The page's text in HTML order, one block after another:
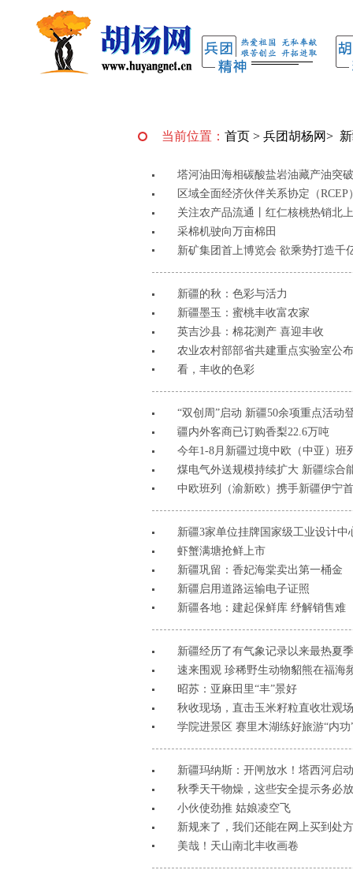
当前位置： 首页 > 兵团胡杨网>
塔河油田海相碳酸盐岩油藏产油突
区域全面经济伙伴关系协定（
关注农产品流通丨红仁核桃热销北
采棉机驶向万亩棉田
新矿集团首上博览会 欲乘势打造千
新疆的秋：色彩与活力
新疆墨玉：蜜桃丰收富农家
英吉沙县：棉花测产 喜迎丰收
农业农村部部省共建重点实验室公
看，丰收的色彩
“双创周”启动 新疆50余项重点活动
疆内外客商已订购香梨22.6万吨
今年1-8月新疆过境中欧（中亚）班
煤电气外送规模持续扩大 新疆综合
中欧班列（渝新欧）携手新疆伊宁
新疆3家单位挂牌国家级工业设计中
虾蟹满塘抢鲜上市
新疆巩留：香妃海棠卖出第一桶金
新疆启用道路运输电子证照
新疆各地：建起保鲜库 纾解销售难
新疆经历了有气象记录以来最热夏季
速来围观 珍稀野生动物貂熊在福海
昭苏：亚麻田里“丰”景好
秋收现场，直击玉米籽粒直收壮观
学院进景区 赛里木湖练好旅游“内功
新疆玛纳斯：开闸放水！塔西河启
秋季天干物燥，这些安全提示务必
小伙使劲推 姑娘凌空飞
新规来了，我们还能在网上买到处
美哉！天山南北丰收画卷